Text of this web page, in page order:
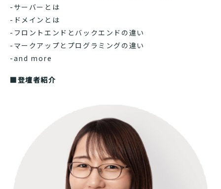
-サーバーとは
-ドメインとは
-フロントエンドとバックエンドの違い
-マークアップとプログラミングの違い
-and more
■登壇者紹介